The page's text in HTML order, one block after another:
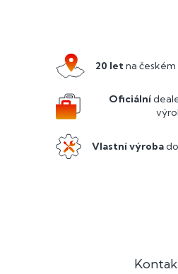
20 letna
Oficiální
Vlastní výroba